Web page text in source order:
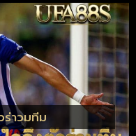
าวมทีม